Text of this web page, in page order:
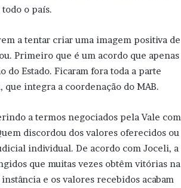
o país.
a tentar criar uma imagem positiva de
Primeiro que é um acordo que apenas
do Estado. Ficaram fora toda a parte
integra a coordenação do MAB.
a termos negociados pela Vale com
discordou dos valores oferecidos ou
individual. De acordo com Joceli, a
que muitas vezes obtêm vitórias na
e os valores recebidos acabam